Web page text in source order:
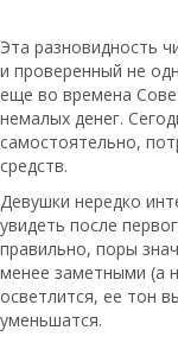
Эта разновидность
и проверенный не
еще во времена
немалых денег.
самостоятельно,
средств.
Девушки нередко
увидеть после
правильно, поры
менее заметными (а
осветлится, ее тон
уменьшатся.